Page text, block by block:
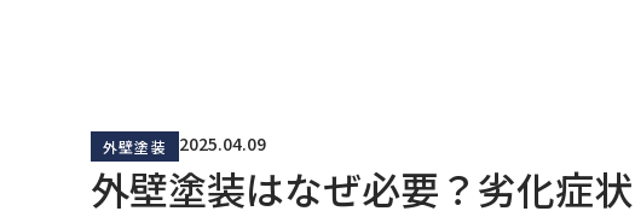
外壁塗装 2025.04.09
外壁塗装はなぜ必要？劣化症